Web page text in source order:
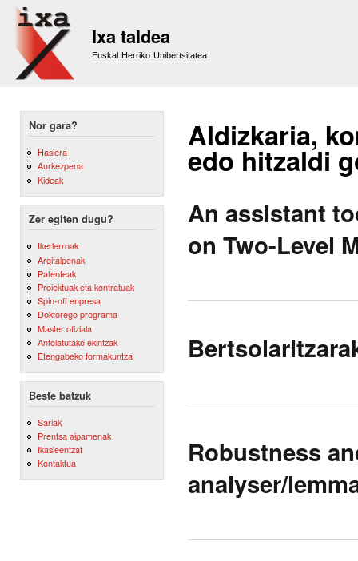
Ixa taldea
Euskal Herriko Unibertsitatea
Nor gara?
Hasiera
Aurkezpena
Kideak
Zer egiten dugu?
Ikerlerroak
Argitalpenak
Patenteak
Proiektuak eta kontratuak
Spin-off enpresa
Doktorego programa
Master ofiziala
Antolatutako ekintzak
Etengabeko formakuntza
Beste batzuk
Sariak
Prentsa aipamenak
Ikasleentzat
Kontaktua
Aldizkaria,
edo hitzaldi
An assistant
on Two-Level
Robustness
analyser/